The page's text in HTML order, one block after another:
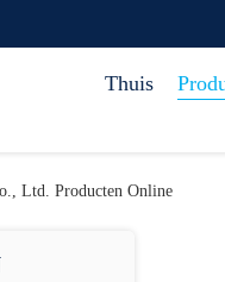
Thuis
Ltd. Producten Online